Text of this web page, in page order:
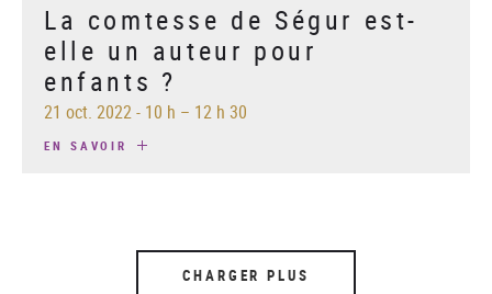
La comtesse de Ségur est-
elle un auteur pour
enfants ?
21 oct. 2022- 10 h – 12 h 30
EN SAVOIR
CHARGER PLUS